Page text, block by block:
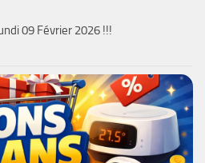
09 Février 2026 !!!